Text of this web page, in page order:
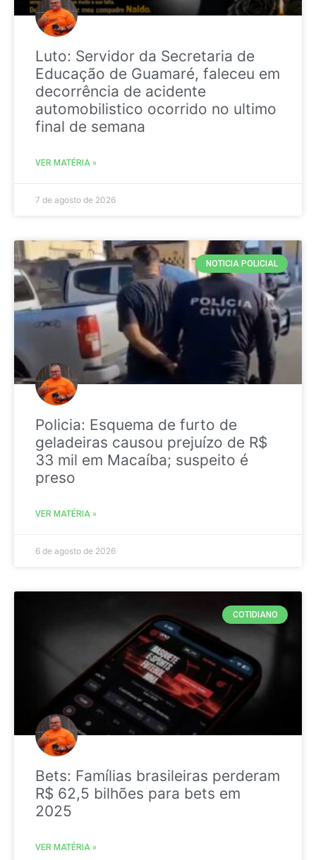
Luto: Servidor da Secretaria de
Educação de Guamaré, faleceu em
decorrência de acidente
automobilistico ocorrido no ultimo
final de semana
VER MATÉRIA »
7 de agosto de 2026
NOTICIA POLICIAL
Policia: Esquema de furto de
geladeiras causou prejuízo de R$
33 mil em Macaíba; suspeito é
preso
VER MATÉRIA »
6 de agosto de 2026
COTIDIANO
Bets: Famílias brasileiras perderam
R$ 62,5 bilhões para bets em
2025
VER MATÉRIA »